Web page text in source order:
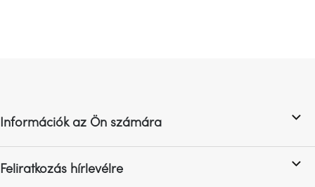
kedvenceid
éInformációk az Ön számára
Feliratkozás hírlevélre